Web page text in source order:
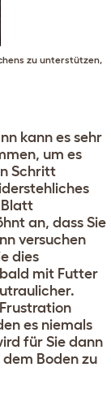
zu unterstützen,
kann es sehr
um es
Schritt
Blatt
an, dass Sie
versuchen
dies
mit Futter
es niemals
für Sie dann
Boden zu